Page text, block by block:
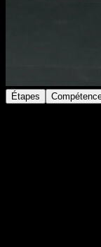
Étapes